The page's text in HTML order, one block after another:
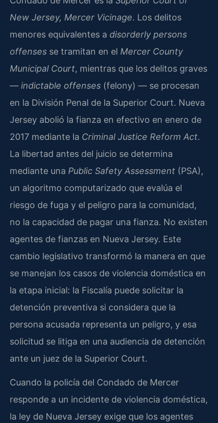
New Jersey, Mercer Vicinage. Los delitos
menores equivalentes a disorderly persons
offenses se tramitan en el Mercer County
Municipal Court, mientras que los delitos graves
— indictable offenses (felony) — se procesan
en la División Penal de la Superior Court. Nueva
Jersey abolió la fianza en efectivo en enero de
2017 mediante la Criminal Justice Reform Act.
La libertad antes del juicio se determina
mediante una Public Safety Assessment (PSA),
un algoritmo computarizado que evalúa el
riesgo de fuga y el peligro para la comunidad,
no la capacidad de pagar una fianza. No existen
agentes de fianzas en Nueva Jersey. Este
cambio legislativo transformó la manera en que
se manejan los casos de violencia doméstica en
la etapa inicial: la Fiscalía puede solicitar la
detención preventiva si considera que la
persona acusada representa un peligro, y esa
solicitud se litiga en una audiencia de detención
ante un juez de la Superior Court.
Cuando la policía del Condado de Mercer
responde a un incidente de violencia doméstica,
la ley de Nueva Jersey exige que los agentes